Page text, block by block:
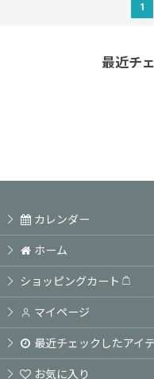
1
最近チ
カレンダー
ホーム
ショッピングカート
マイページ
最近チェックしたアイ
お気に入り